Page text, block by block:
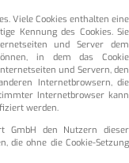
Viele Cookies enthalten eine
Kennung des Cookies. Sie
und Server dem
in dem das Cookie
und Servern, den
Internetbrowsern, die
Internetbrowser kann
werden.
GmbH den Nutzern dieser
die ohne die Cookie-Setzung